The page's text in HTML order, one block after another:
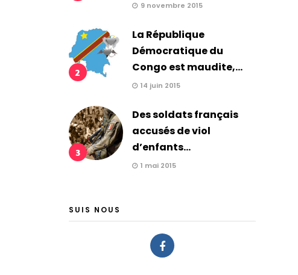
9 novembre 2015
2
La République
Démocratique du
Congo est maudite,...
14 juin 2015
3
Des soldats français
accusés de viol
d’enfants...
1 mai 2015
SUIS NOUS